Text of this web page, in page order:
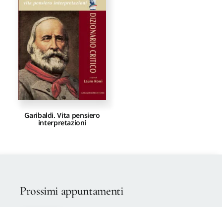
Proposte di pubblicazione
Gangemi Editore
Newsletter
Garibaldi. Vita pensiero
interpretazioni
Prossimi appuntamenti